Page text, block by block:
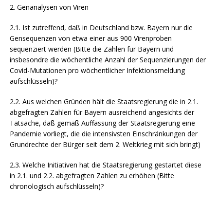
2. Genanalysen von Viren
2.1. Ist zutreffend, daß in Deutschland bzw. Bayern nur die
Gensequenzen von etwa einer aus 900 Virenproben
sequenziert werden (Bitte die Zahlen für Bayern und
insbesondre die wöchentliche Anzahl der Sequenzierungen der
Covid-Mutationen pro wöchentlicher Infektionsmeldung
aufschlüsseln)?
2.2. Aus welchen Gründen hält die Staatsregierung die in 2.1.
abgefragten Zahlen für Bayern ausreichend angesichts der
Tatsache, daß gemäß Auffassung der Staatsregierung eine
Pandemie vorliegt, die die intensivsten Einschränkungen der
Grundrechte der Bürger seit dem 2. Weltkrieg mit sich bringt)
2.3. Welche Initiativen hat die Staatsregierung gestartet diese
in 2.1. und 2.2. abgefragten Zahlen zu erhöhen (Bitte
chronologisch aufschlüsseln)?